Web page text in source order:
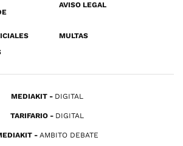
AVISO LEGAL
MULTAS
MEDIAKIT DIGITAL
TARIFARIO DIGITAL
AMBITO DEBATE